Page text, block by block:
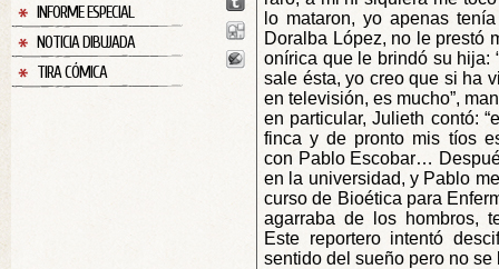
INFORME ESPECIAL
NOTICIA DIBUJADA
TIRA CÓMICA
lo mataron, yo apenas
Doralba López, no le prestó
onírica que le brindó su hija:
sale ésta, yo creo que si ha
en televisión, es mucho”,
en particular, Julieth contó:
finca y de pronto mis tíos
con Pablo Escobar…
en la universidad, y Pablo
curso de Bioética para
agarraba de los hombros,
Este reportero intentó
sentido del sueño pero no se